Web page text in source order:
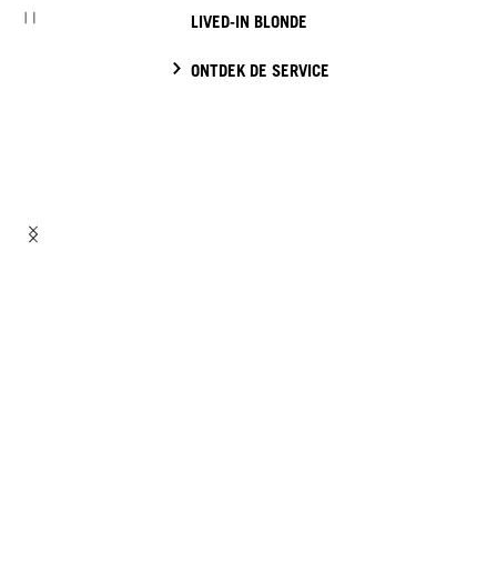
LIVED-IN BLONDE
ONTDEK DE SERVICE